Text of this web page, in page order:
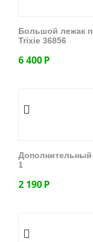
Большой лежак
Trixie 36856
6 400Р
Дополнительный
1
2 190Р